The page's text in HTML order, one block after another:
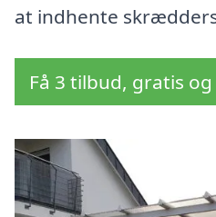
at indhente
Få 3 tilbud, gratis